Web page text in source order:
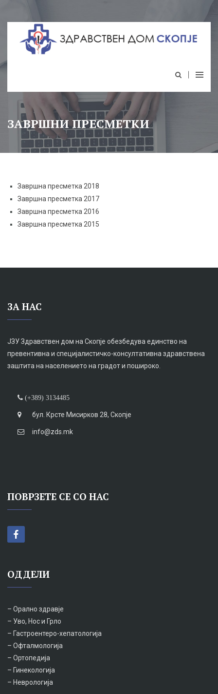
ЗАВРШНИ ПРЕСМЕТКИ
Завршна пресметка 2018
Завршна пресметка 2017
Завршна пресметка 2016
Завршна пресметка 2015
ЗА НАС
ЈЗУ Здравствен дом на Скопје обезбедува единство на
превентивна и специјалистичко-консултативна здравствена
заштита на населението на градот и пошироко.
(+389) 3134485
бул. Крсте Мисирков 28, Скопје
info@zds.mk
ПОВРЗЕТЕ СЕ СО НАС
ОДДЕЛИ
– Орално здравје
– Уво, Нос и Грло
– Гастроентеро-хепатологија
– Офталмологија
– Ортопедија
– Гинекологија
– Неврологија